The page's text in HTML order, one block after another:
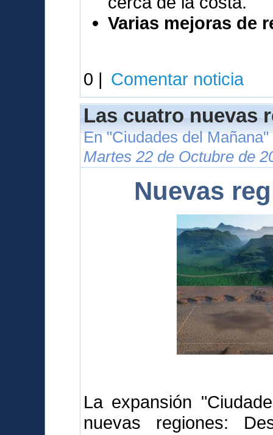
Varias mejoras de
0 | Comentar noticia
Las cuatro nuevas
En "Ciudades del Mañana"
Martes 22 de Octubre de
Nuevas
La expansión
nuevas regiones: